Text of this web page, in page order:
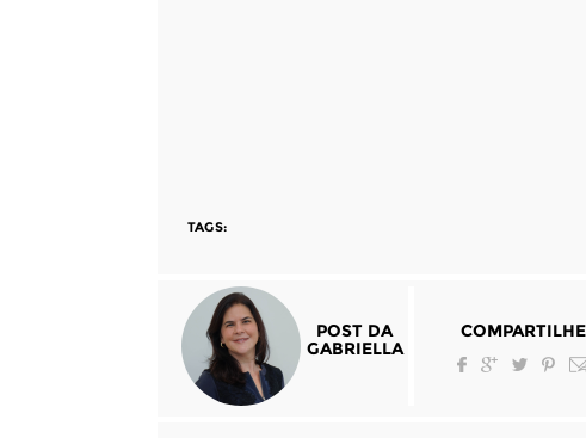
TAGS:
POST DA
GABRIELLA
COMPARTILHE